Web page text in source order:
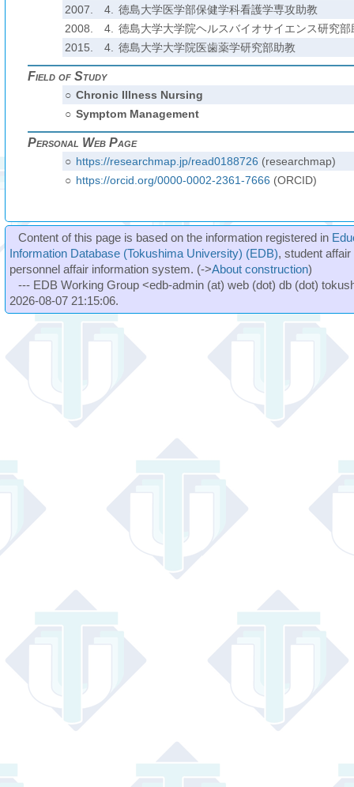
2007.
4.
徳島大学医学部保健学科看護学専攻助教
2008.
4.
徳島大学大学院ヘルスバイオサイエンス研究部
2015.
4. 徳島大学大学院医歯薬学研究部助教
Field of Study
○ Chronic Illness Nursing
○ Symptom Management
Personal Web Page
○ https://researchmap.jp/read0188726 (researchmap)
○ https://orcid.org/0000-0002-2361-7666 (ORCID)
Content of this page is based on the information registered in
Information Database (Tokushima University) (EDB), student
personnel affair information system. (->About construction)
--- EDB Working Group <edb-admin (at) web (dot) db (dot)
2026-08-07 21:15:06.